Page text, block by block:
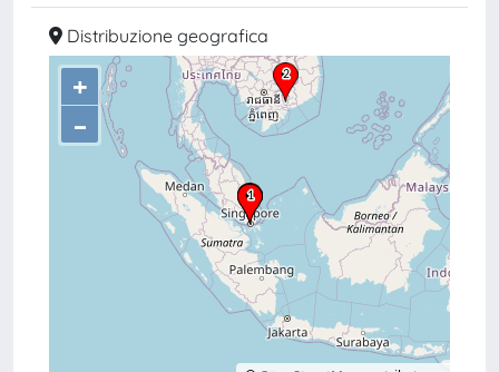
Distribuzione geografica
+
–